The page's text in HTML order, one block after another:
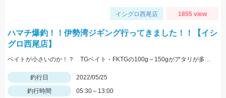
イシグロ西尾店 1855 view
ハマチ爆釣！！伊勢湾ジギング行ってきました！！【イシ
グロ西尾店】
ベイトが小さいのか！？ TGベイト・FKTGの100g～150gがアタリが多かったです！！
釣行日
2022/05/25
釣行時間
05:30～13:00